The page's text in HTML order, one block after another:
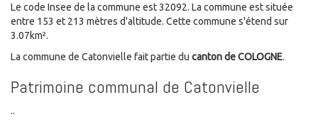
Le code Insee de la commune est 32092. La commune est située
entre 153 et 213 mètres d'altitude. Cette commune s'étend sur
3.07km².
La commune de Catonvielle fait partie du canton de COLOGNE.
Patrimoine communal de Catonvielle
..